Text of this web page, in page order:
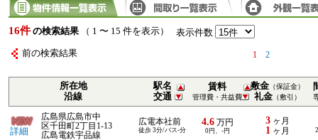
16件 の検索結果 （ 1 〜 15 件を表示） 表示件数
前の検索結果 1 2
所在地
沿線
駅名
交通
賃料
管理費・共益費
敷金 （保証金）
礼金 （敷引）
詳細
広島県広島市中
区千田町2丁目1-13
広島電鉄宇品線
広電本社前
徒歩 3分/バス-分
4.6万円
0円、-円
3 ヶ月
1 ヶ月